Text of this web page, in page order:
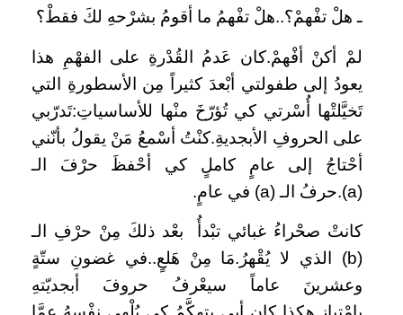
ـ هلْ تفْهمْ؟..هلْ تفْهمُ ما أقومُ بشرْحهِ لكَ فقطْ؟
لمْ أكنْ أفْهمْ.كان عَدمُ القُدْرةِ على الفهْمِ هذا
يعودُ إلى طفولتي أبْعدَ كثيراً مِن الأسطورةِ التي
تَخيَّلتْها أُسْرتي كي تُؤرّخَ منْها للأساسياتِ:تَدرّبي
على الحروفِ الأبجديةِ.كنْتُ أسْمعُ مَنْ يقولُ بأنّني
أحْتاجُ إلى عامٍ كاملٍ كي أحْفظَ حرْفَ الـ
(
a).حرفُ الـ (a) في عامٍ.
كانتْ صحْراءُ غبائي تبْدأُ بعْد ذلكَ مِنْ حرْفِ الـ
(
b) الذي لا يُقْهرُ.مَا مِنْ هَلعٍ..في غضونِ ستّةٍ
وعشرينَ عاماً سيعْرفُ حروفَ أبجديّتهِ